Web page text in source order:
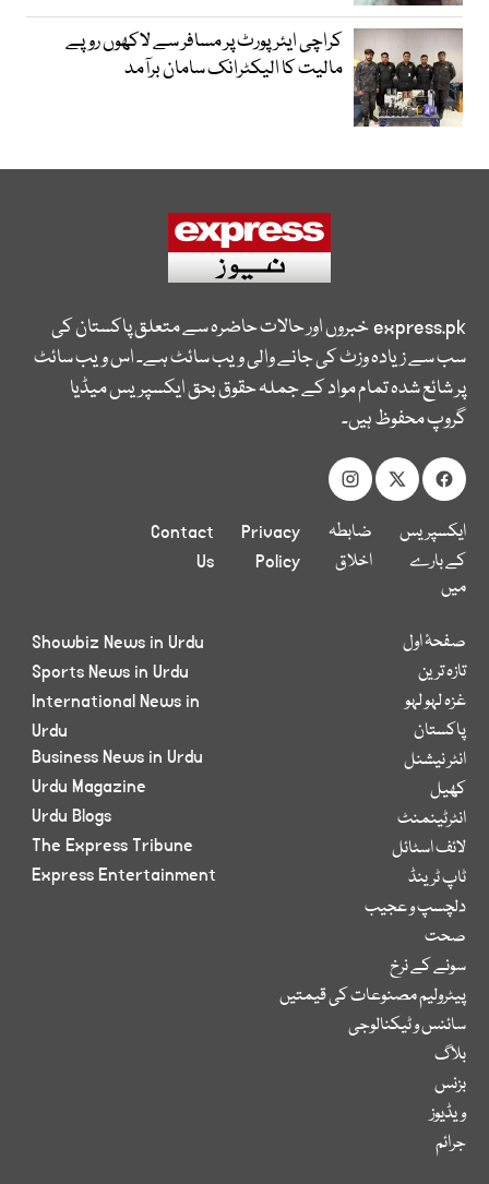
کراچی ایئرپورٹ پر مسافر سے لاکھوں روپے
مالیت کا الیکٹرانک سامان برآمد
express.pkخبروں اور حالات حاضرہ سے متعلق پاکستان کی
سب سے زیادہ وزٹ کی جانے والی ویب سائٹ ہے۔ اس ویب سائٹ
پر شائع شدہ تمام مواد کے جملہ حقوق بحق ایکسپریس میڈیا
گروپ محفوظ ہیں۔
ایکسپریس
کے بارے
میں
ضابطہ
اخلاق
Privacy
Policy
Contact
Us
صفحۂ اول
تازہ ترین
غزہ لہو لہو
پاکستان
انٹر نیشنل
کھیل
انٹرٹینمنٹ
لائف اسٹائل
ٹاپ ٹرینڈ
دلچسپ و عجیب
صحت
سونے کے نرخ
پیٹرولیم مصنوعات کی قیمتیں
سائنس و ٹیکنالوجی
بلاگ
بزنس
ویڈیوز
جرائم
Showbiz News in Urdu
Sports News in Urdu
International News in
Urdu
Business News in Urdu
Urdu Magazine
Urdu Blogs
The Express Tribune
Express Entertainment